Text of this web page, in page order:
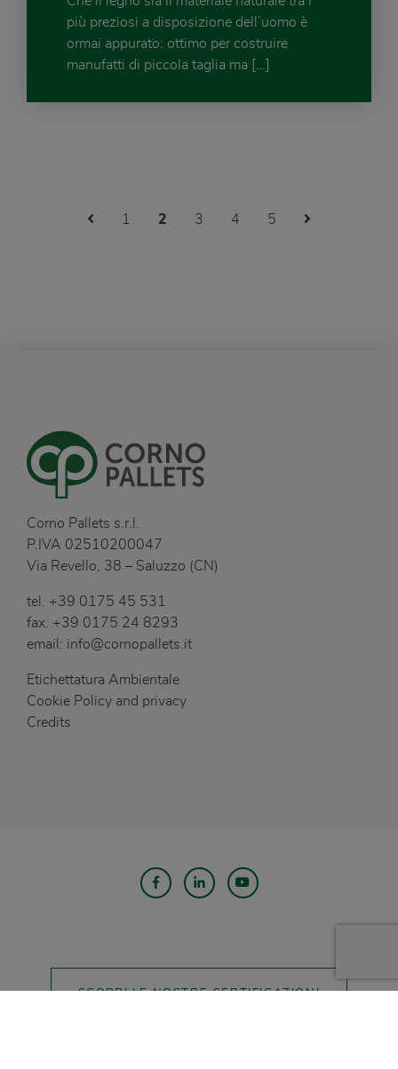
più preziosi a disposizione dell’uomo è
ormai appurato: ottimo per costruire
manufatti di piccola taglia ma […]
Previous Page
1 2 3 4 5 Next Page
Corno Pallets s.r.l.
P.IVA 02510200047
Via Revello, 38 – Saluzzo (CN)
tel. +39 0175 45 531
fax. +39 0175 24 8293
email: info@cornopallets.it
Etichettatura Ambientale
Cookie Policy and privacy
Credits
SCOPRI LE NOSTRE CERTIFICAZIONI